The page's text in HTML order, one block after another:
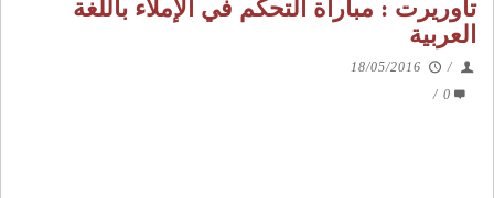
تاوريرت : مباراة التحكم في الإملاء باللغة
العربية
/
18/05/2016
0
/